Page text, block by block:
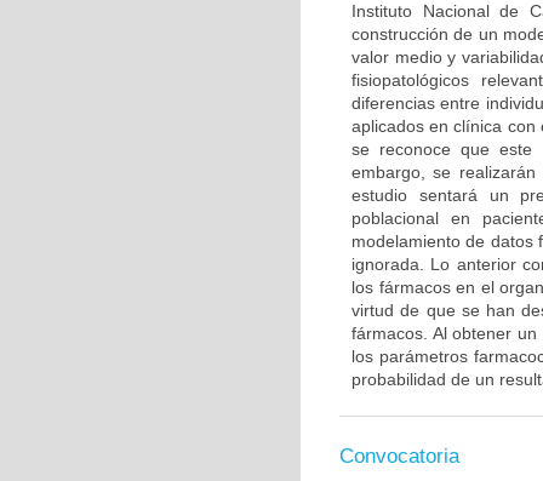
Instituto Nacional de
construcción de un
valor medio y
fisiopatológicos
diferencias entre
aplicados en clínica con
se reconoce que este
embargo, se
estudio sentará un
poblacional en
modelamiento de datos
ignorada. Lo anterior
los fármacos en el
virtud de que se han
fármacos. Al obtener
los parámetros
probabilidad de un
Convocatoria